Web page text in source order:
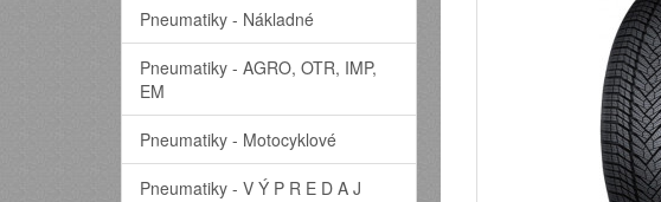
Pneumatiky - Nákladné
Pneumatiky - AGRO, OTR, IMP,
EM
Pneumatiky - Motocyklové
Pneumatiky - V Ý P R E D A J